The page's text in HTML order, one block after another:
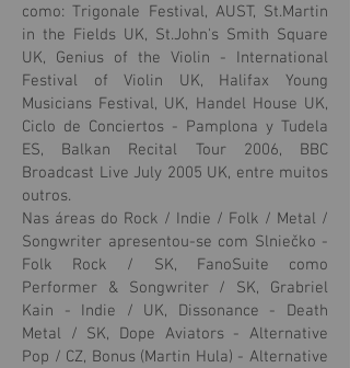
como: Trigonale Festival, AUST, St.Martin
in the Fields UK, St.John's Smith Square
UK, Genius of the Violin - International
Festival of Violin UK, Halifax Young
Musicians Festival, UK, Handel House UK,
Ciclo de Conciertos - Pamplona y Tudela
ES, Balkan Recital Tour 2006, BBC
Broadcast Live July 2005 UK, entre muitos
outros.
Nas áreas do Rock / Indie / Folk / Metal /
Songwriter apresentou-se com Slniečko -
Folk Rock / SK, FanoSuite como
Performer & Songwriter / SK, Grabriel
Kain - Indie / UK, Dissonance - Death
Metal / SK, Dope Aviators - Alternative
Pop / CZ, Bonus (Martin Hula) - Alternative